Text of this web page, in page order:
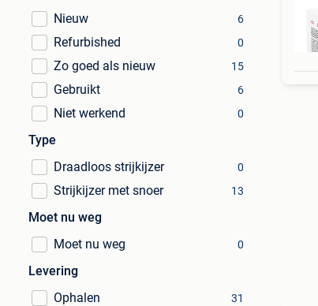
Nieuw
6
Refurbished 0
Zo goed als nieuw 15
Gebruikt 6
Niet werkend 0
Type
Draadloos strijkijzer
0
Strijkijzer met snoer 13
Moet nu weg
Moet nu weg
0
Levering
Ophalen
31